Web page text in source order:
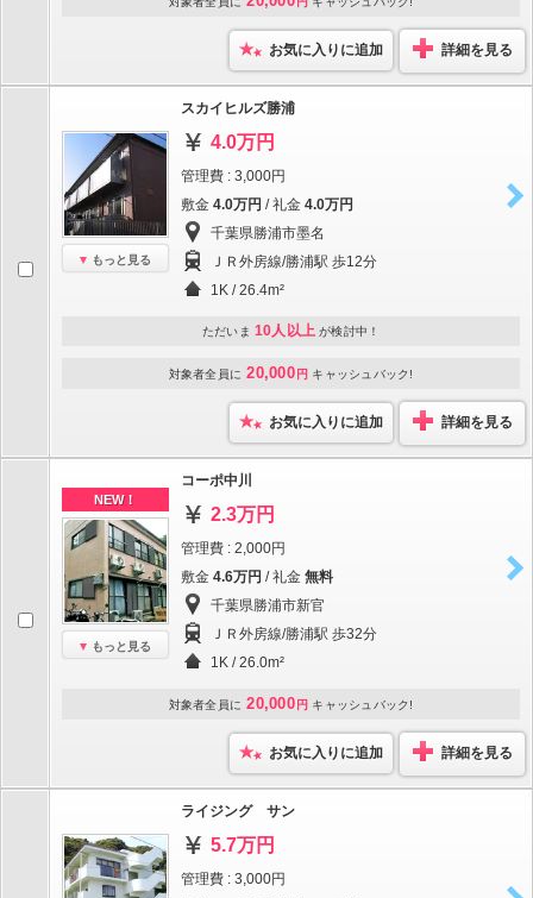
お気に入りに追加 詳細を見る
もっと見る
スカイヒルズ勝浦
4.0万円
管理費 : 3,000円
敷金 4.0万円 / 礼金 4.0万円
千葉県勝浦市墨名
ＪＲ外房線/勝浦駅 歩12分
1K / 26.4m²
ただいま 10人以上 が検討中！
対象者全員に 20,000 円 キャッシュバック!
お気に入りに追加 詳細を見る
NEW！
もっと見る
コーポ中川
2.3万円
管理費 : 2,000円
敷金 4.6万円 / 礼金 無料
千葉県勝浦市新官
ＪＲ外房線/勝浦駅 歩32分
1K / 26.0m²
対象者全員に 20,000 円 キャッシュバック!
お気に入りに追加 詳細を見る
ライジング サン
5.7万円
管理費 : 3,000円